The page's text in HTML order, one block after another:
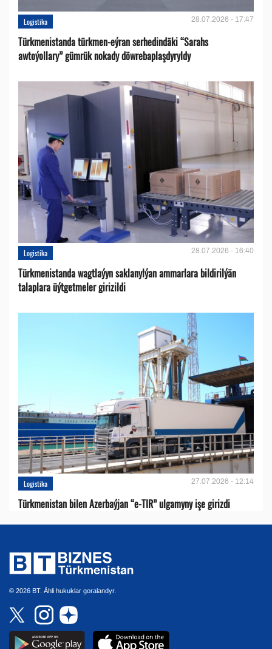
Logistika 28.07.2026 - 17:47
Türkmenistanda türkmen-eýran serhedindäki “Sarahs
awtoýollary” gümrük nokady döwrebaplaşdyryldy
Logistika 28.07.2026 - 16:40
Türkmenistanda wagtlaýyn saklanylýan ammarlara bildirilýän
talaplara üýtgetmeler girizildi
Logistika 27.07.2026 - 12:14
Türkmenistan bilen Azerbaýjan “e-TIR” ulgamyny işe girizdi
© 2026 BT. Ähli hukuklar goralandyr.